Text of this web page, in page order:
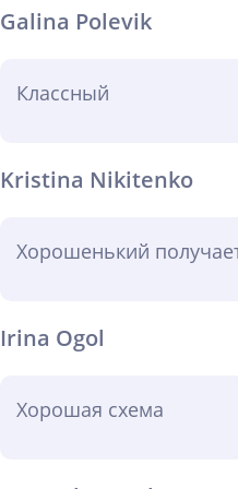
Galina Polevik
Классный
Kristina Nikitenko
Хорошенький
Irina Ogol
Хорошая схема